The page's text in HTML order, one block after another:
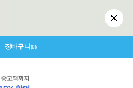
장바구니(0)